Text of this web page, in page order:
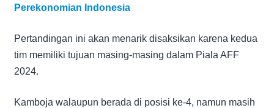
Perekonomian Indonesia
Pertandingan ini akan menarik disaksikan karena kedua
tim memiliki tujuan masing-masing dalam Piala AFF
2024.
Kamboja walaupun berada di posisi ke-4, namun masih